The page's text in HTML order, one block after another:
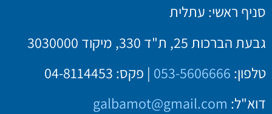
סניף ראשי: עתלית
גבעת הברכות 25, ת"ד 330, מיקוד 3030000
טלפון: 053-5606666 | פקס: 04-8114453
דוא"ל: galbamot@gmail.com